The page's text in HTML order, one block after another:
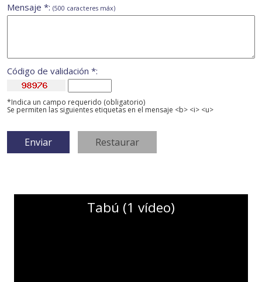
Mensaje *: (500 caracteres máx)
Código de validación *:
*Indica un campo requerido (obligatorio)
Se permiten las siguientes etiquetas en el mensaje <b> <i> <u>
Tabú (1 vídeo)